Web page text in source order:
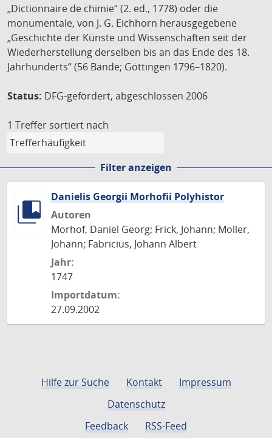
„Dictionnaire de chimie“ (2. ed., 1778) oder die
monumentale, von J. G. Eichhorn herausgegebene
„Geschichte der Künste und Wissenschaften seit der
Wiederherstellung derselben bis an das Ende des 18.
Jahrhunderts“ (56 Bände; Göttingen 1796–1820).
Status: DFG-gefördert, abgeschlossen 2006
1 Treffer sortiert nach
Filter anzeigen
Danielis Georgii Morhofii Polyhistor
Autoren
Morhof, Daniel Georg; Frick, Johann; Moller,
Johann; Fabricius, Johann Albert
Jahr:
1747
Importdatum:
27.09.2002
Hilfe zur Suche Kontakt
Impressum
Datenschutz
Feedback
RSS-Feed